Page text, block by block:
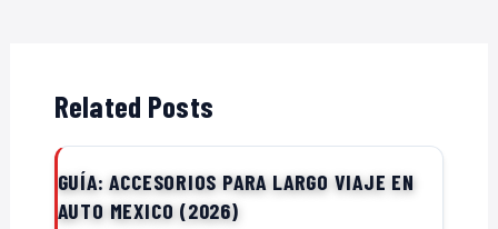
Related Posts
GUÍA: ACCESORIOS PARA LARGO VIAJE EN
AUTO MEXICO (2026)